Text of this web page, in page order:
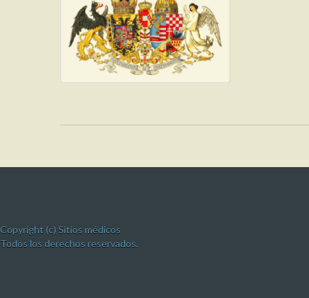
Copyright (c) Sitios médicos
Todos los derechos reservados.